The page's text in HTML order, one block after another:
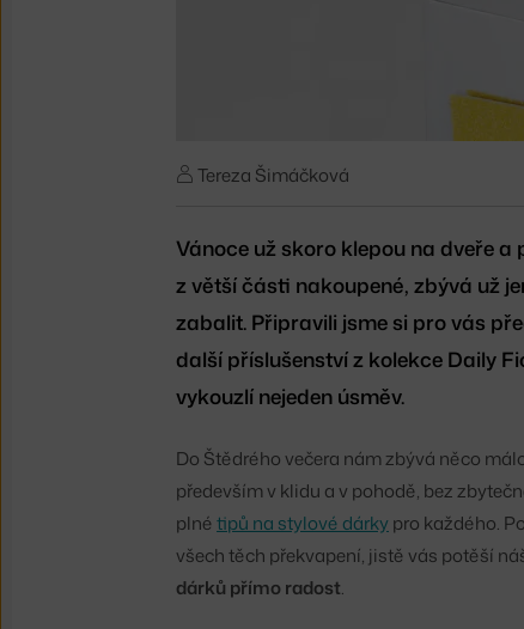
Tereza Šimáčková
Vánoce už skoro klepou na dveře
z větší části nakoupené, zbývá už
zabalit. Připravili jsme si pro vás
další příslušenství z kolekce Daily
vykouzlí nejeden úsměv.
Do Štědrého večera nám zbývá něco
především v klidu a v pohodě, bez
plnétipů na stylové dárkypro každého.
všech těch překvapení, jistě vás potěší
dárků přímo radost.